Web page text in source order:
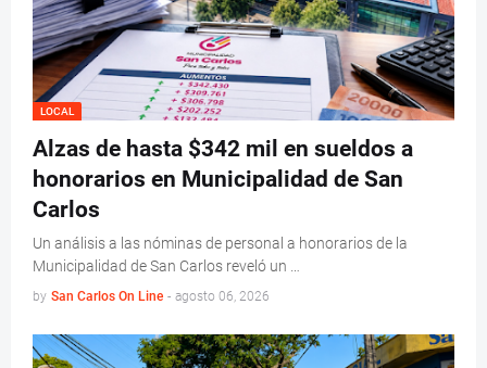
LOCAL
Alzas de hasta $342 mil en sueldos a
honorarios en Municipalidad de San
Carlos
Un análisis a las nóminas de personal a honorarios de la
Municipalidad de San Carlos reveló un …
by San Carlos On Line - agosto 06, 2026